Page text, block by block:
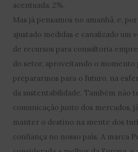
acentuada, 2%.
Mas já pensamos no amanhã, e,
ajustado medidas e canalizado um
de recursos para consultoria
do setor, aproveitando o momento
prepararmos para o futuro, na
da sustentabilidade. Também não
comunicação junto dos mercados,
manter o destino na mente dos
confiança no nosso país. A marca